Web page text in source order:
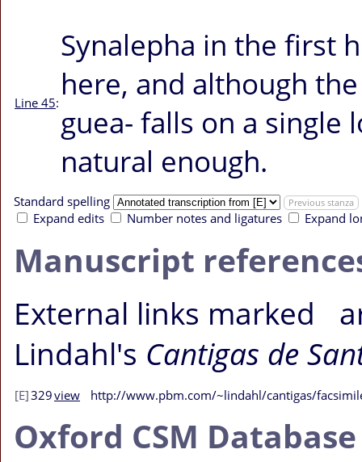
Line 45:
Synalepha in the first
here, and although
guea- falls on a single
natural enough.
Standard spelling Previous stanza
Expand edits Number notes and ligatures Expand
Manuscript
External links marked
Lindahl's Cantigas de
[E]329view http://www.pbm.com/~lindahl/cantigas/
Oxford CSM